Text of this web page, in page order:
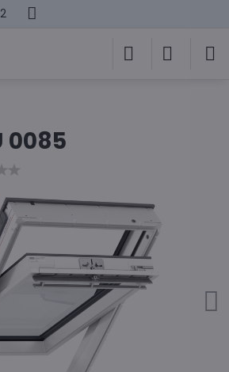
0085